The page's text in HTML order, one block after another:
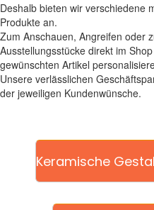
Deshalb bieten wir verschiedene
Produkte an.
Zum Anschauen, Angreifen oder
Ausstellungsstücke direkt im
gewünschten Artikel
Unsere verlässlichen
der jeweiligen Kundenwünsche.
Keramische